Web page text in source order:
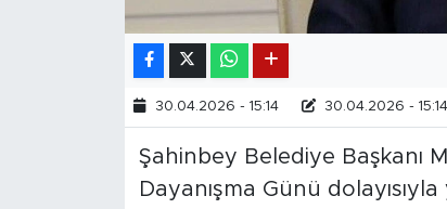
30.04.2026 - 15:14 30.04.2026 - 15:14
Şahinbey Belediye Başkanı
Dayanışma Günü